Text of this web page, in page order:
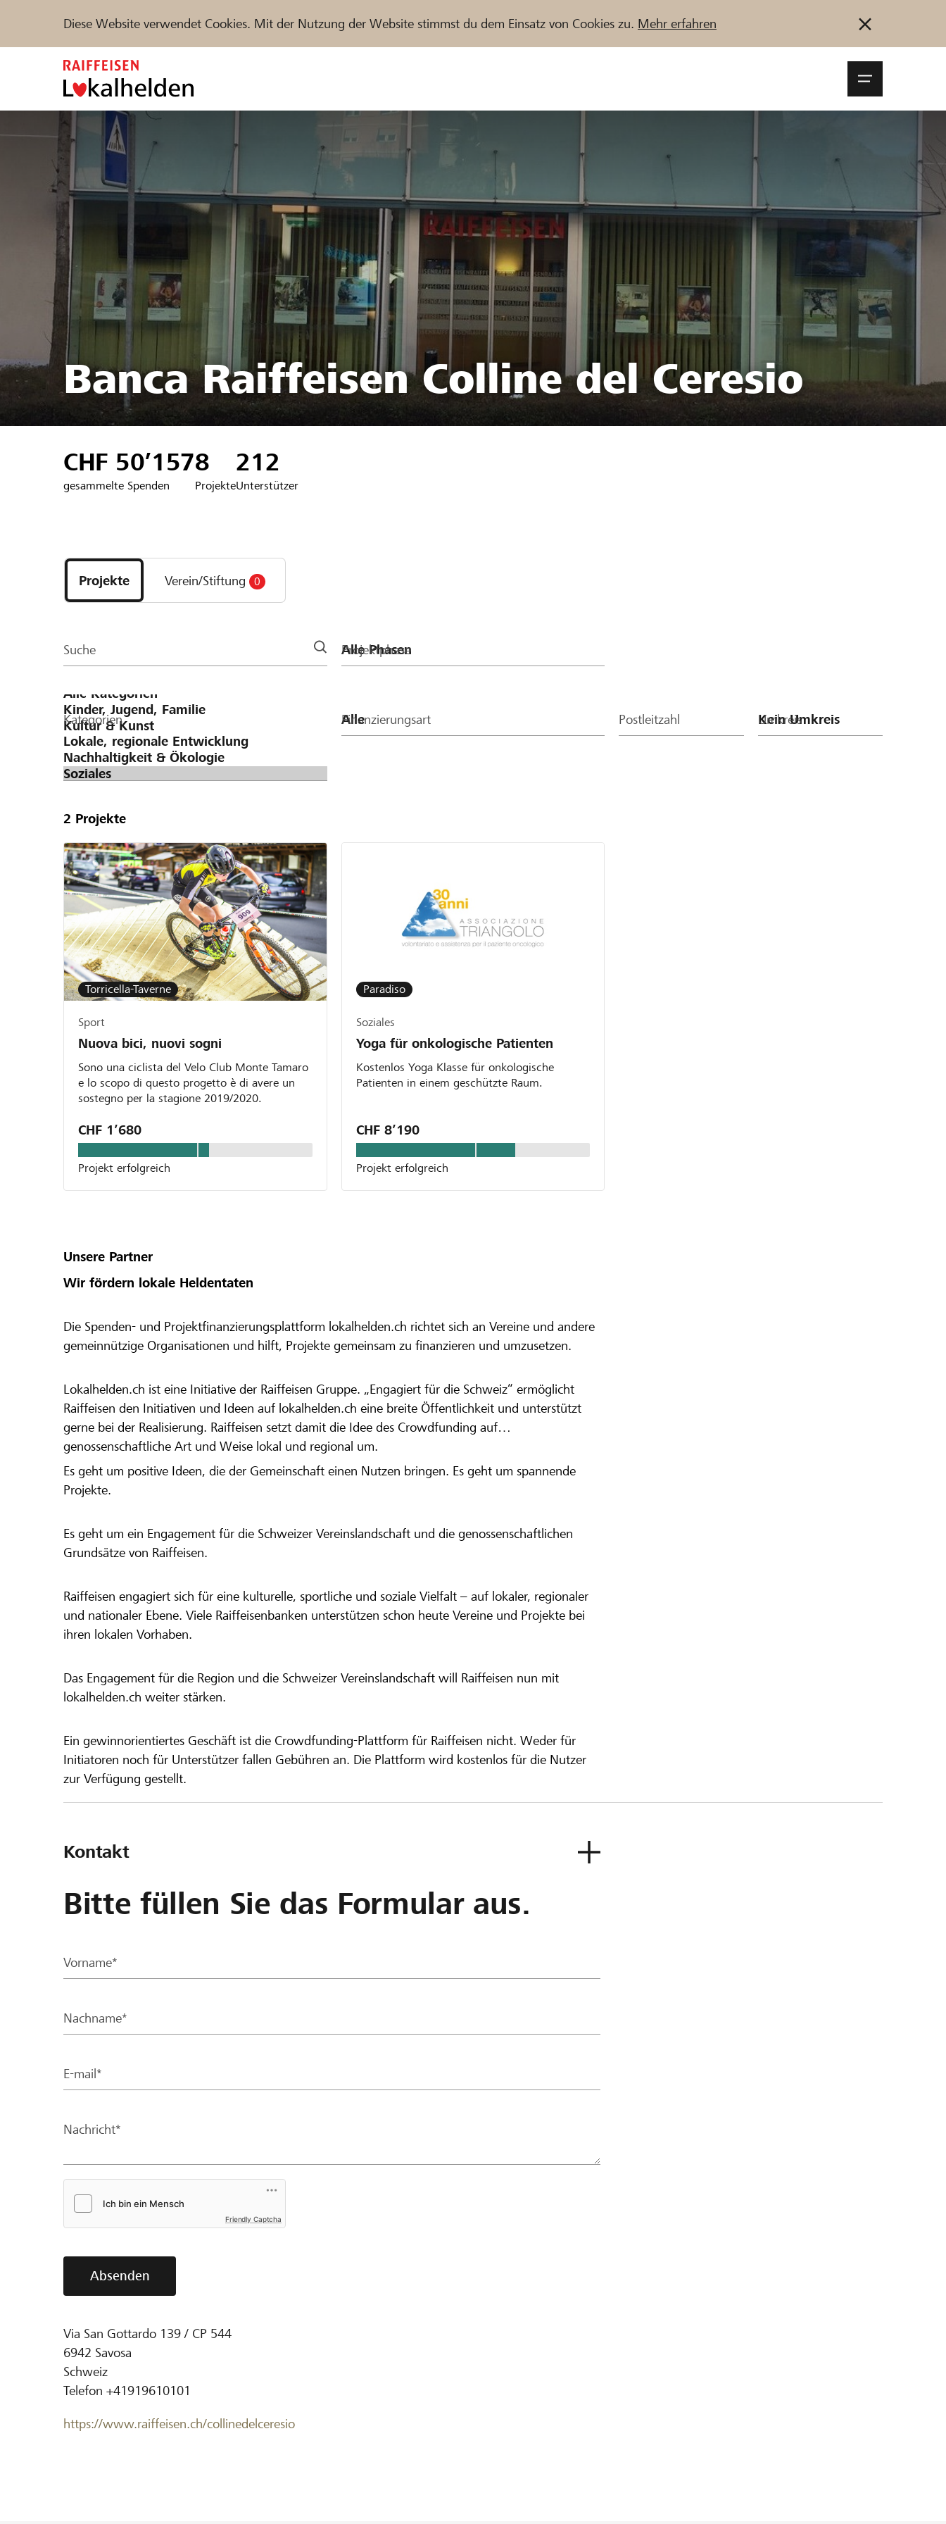
Diese Website verwendet Cookies. Mit der Nutzung der Website stimmst du dem Einsatz von Cookies zu. Mehr erfahren
Unterstützen Hilfe & Support Partner / Raiffeisenbank
Projekte und Organisationen finden Jetzt starten
DE IT
Banca Raiffeisen Colline del Ceresio
CHF 50’157
gesammelte Spenden
8
Projekte
212
Unterstützer
Projekte
und
Organisationen
Projekte Verein/Stiftung 0
Suche Projektphase
Kategorien Finanzierungsart Postleitzahl Umkreis
2 Projekte
Torricella-Taverne
Sport
Nuova bici, nuovi sogni
Sono una ciclista del Velo Club Monte Tamaro
e lo scopo di questo progetto è di avere un
sostegno per la stagione 2019/2020.
CHF 1’680
Projekt erfolgreich
Paradiso
Soziales
Yoga für onkologische Patienten
Kostenlos Yoga Klasse für onkologische
Patienten in einem geschützte Raum.
CHF 8’190
Projekt erfolgreich
Unsere Partner
Wir fördern lokale Heldentaten
Die Spenden- und Projektfinanzierungsplattform lokalhelden.ch richtet sich an Vereine und andere
gemeinnützige Organisationen und hilft, Projekte gemeinsam zu finanzieren und umzusetzen.
Lokalhelden.ch ist eine Initiative der Raiffeisen Gruppe. „Engagiert für die Schweiz“ ermöglicht
Raiffeisen den Initiativen und Ideen auf lokalhelden.ch eine breite Öffentlichkeit und unterstützt
gerne bei der Realisierung. Raiffeisen setzt damit die Idee des Crowdfunding auf
genossenschaftliche Art und Weise lokal und regional um.
Es geht um positive Ideen, die der Gemeinschaft einen Nutzen bringen. Es geht um spannende
Projekte.
Es geht um ein Engagement für die Schweizer Vereinslandschaft und die genossenschaftlichen
Grundsätze von Raiffeisen.
Raiffeisen engagiert sich für eine kulturelle, sportliche und soziale Vielfalt – auf lokaler, regionaler
und nationaler Ebene. Viele Raiffeisenbanken unterstützen schon heute Vereine und Projekte bei
ihren lokalen Vorhaben.
Das Engagement für die Region und die Schweizer Vereinslandschaft will Raiffeisen nun mit
lokalhelden.ch weiter stärken.
Ein gewinnorientiertes Geschäft ist die Crowdfunding-Plattform für Raiffeisen nicht. Weder für
Initiatoren noch für Unterstützer fallen Gebühren an. Die Plattform wird kostenlos für die Nutzer
zur Verfügung gestellt.
Kontakt
Bitte füllen Sie das Formular aus.
Vorname*
Nachname*
E-mail*
Nachricht*
Friendly Captcha
Absenden
Via San Gottardo 139 / CP 544
6942 Savosa
Schweiz
Telefon +41919610101
https://www.raiffeisen.ch/collinedelceresio